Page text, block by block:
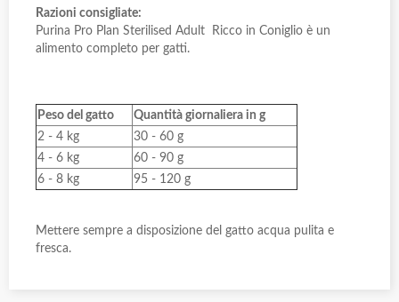
Razioni consigliate:
Purina Pro Plan Sterilised Adult Ricco in Coniglio è un
alimento completo per gatti.
Peso del gatto
Quantità giornaliera in g
2 - 4 kg
30 - 60 g
4 - 6 kg
60 - 90 g
6 - 8 kg
95 - 120 g
Mettere sempre a disposizione del gatto acqua pulita e
fresca.